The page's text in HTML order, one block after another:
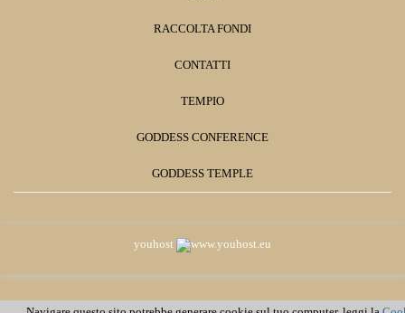
RACCOLTA FONDI
CONTATTI
TEMPIO
GODDESS CONFERENCE
GODDESS TEMPLE
youhost